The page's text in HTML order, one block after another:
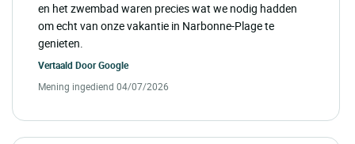
en het zwembad waren precies wat we nodig hadden
om echt van onze vakantie in Narbonne-Plage te
genieten.
Vertaald DoorGoogle
Mening ingediend 04/07/2026